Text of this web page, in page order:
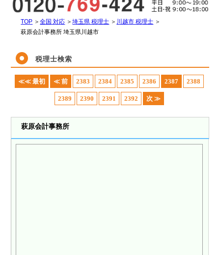
TOP ＞全国 対応 ＞埼玉県 税理士 ＞ 川越市 税理士 ＞
萩原会計事務所 埼玉県川越市
税理士検索
≪≪ 最初 ≪ 前 2383 2384 2385 2386 2387 2388
2389 2390 2391 2392 次 ≫
萩原会計事務所